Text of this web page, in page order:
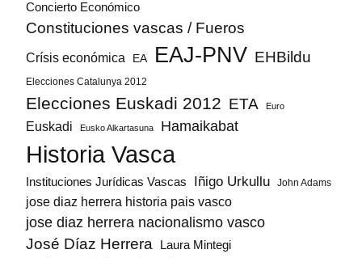
Concierto Económico
Constituciones vascas / Fueros
Crísis económica EA EAJ-PNV EHBildu
Elecciones Catalunya 2012
Elecciones Euskadi 2012 ETA Euro
Euskadi Eusko Alkartasuna Hamaikabat
Historia Vasca
Instituciones Jurídicas Vascas Iñigo Urkullu John Adams
jose diaz herrera historia pais vasco
jose diaz herrera nacionalismo vasco
José Díaz Herrera Laura Mintegi